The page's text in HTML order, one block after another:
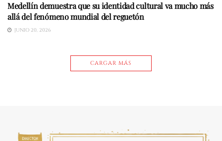
Medellín demuestra que su identidad cultural va mucho más
allá del fenómeno mundial del reguetón
JUNIO 20, 2026
CARGAR MÁS